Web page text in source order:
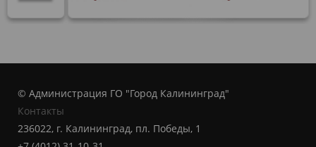
© Администрация ГО "Город Калининград"
Контакты
236022, г. Калининград, пл. Победы, 1